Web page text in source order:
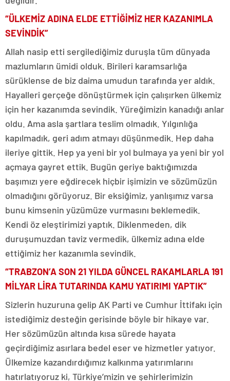
“ÜLKEMİZ ADINA ELDE ETTİĞİMİZ HER KAZANIMLA
SEVİNDİK”
Allah nasip etti sergilediğimiz duruşla tüm dünyada
mazlumların ümidi olduk. Birileri karamsarlığa
sürüklense de biz daima umudun tarafında yer aldık.
Hayalleri gerçeğe dönüştürmek için çalışırken ülkemiz
için her kazanımda sevindik. Yüreğimizin kanadığı anlar
oldu. Ama asla şartlara teslim olmadık. Yılgınlığa
kapılmadık, geri adım atmayı düşünmedik. Hep daha
ileriye gittik. Hep ya yeni bir yol bulmaya ya yeni bir yol
açmaya gayret ettik. Bugün geriye baktığımızda
başımızı yere eğdirecek hiçbir işimizin ve sözümüzün
olmadığını görüyoruz. Bir eksiğimiz, yanlışımız varsa
bunu kimsenin yüzümüze vurmasını beklemedik.
Kendi öz eleştirimizi yaptık. Diklenmeden, dik
duruşumuzdan taviz vermedik, ülkemiz adına elde
ettiğimiz her kazanımla sevindik.
“TRABZON’A SON 21 YILDA GÜNCEL RAKAMLARLA 191
MİLYAR LİRA TUTARINDA KAMU YATIRIMI YAPTIK”
Sizlerin huzuruna gelip AK Parti ve Cumhur İttifakı için
istediğimiz desteğin gerisinde böyle bir hikaye var.
Her sözümüzün altında kısa sürede hayata
geçirdiğimiz asırlara bedel eser ve hizmetler yatıyor.
Ülkemize kazandırdığımız kalkınma yatırımlarını
hatırlatıyoruz ki, Türkiye’mizin ve şehirlerimizin